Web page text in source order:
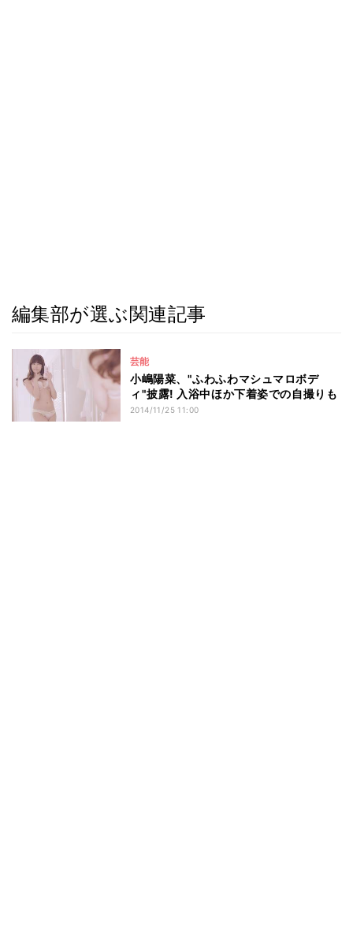
編集部が選ぶ関連記事
芸能
小嶋陽菜、"ふわふわマシュマロボデ
ィ"披露! 入浴中ほか下着姿での自撮りも
2014/11/25 11:00